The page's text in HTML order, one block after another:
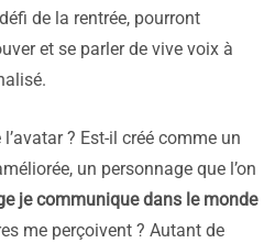
de la rentrée, pourront
et se parler de vive voix à
? Est-il créé comme un
un personnage que l’on
je communique dans le monde
me perçoivent ? Autant de